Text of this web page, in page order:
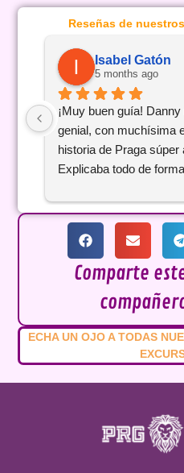
Reseñas de
Isabel Gatón
5 months ago
¡Muy buen guía!
genial, con muchísima
historia de Praga súper
Explicaba todo de
vinieron de lujo para el
que le apasiona lo que
recorrido se pasara
recomendable si estás
primera vez!
Comparte
ECHA UN OJO A TODAS